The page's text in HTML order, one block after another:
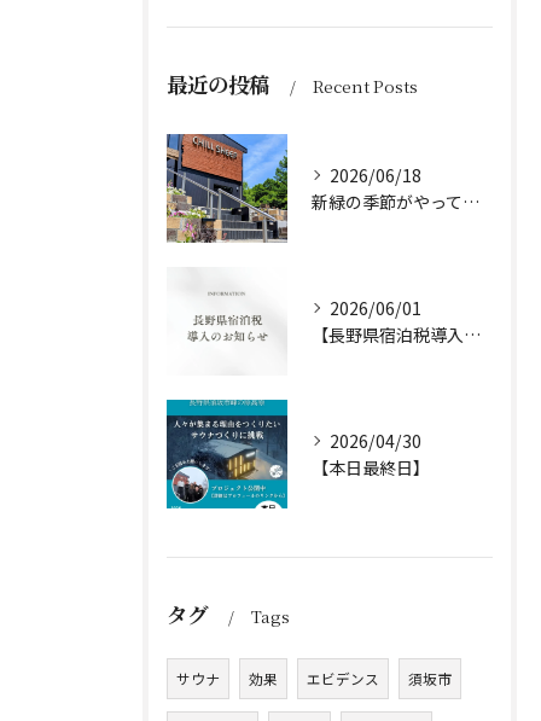
最近の投稿 Recent Posts
2026/06/18
新緑の季節がやってきました
2026/06/01
【長野県宿泊税導入のお知らせ】
2026/04/30
【本日最終日】
タグ Tags
サウナ 効果 エビデンス 須坂市